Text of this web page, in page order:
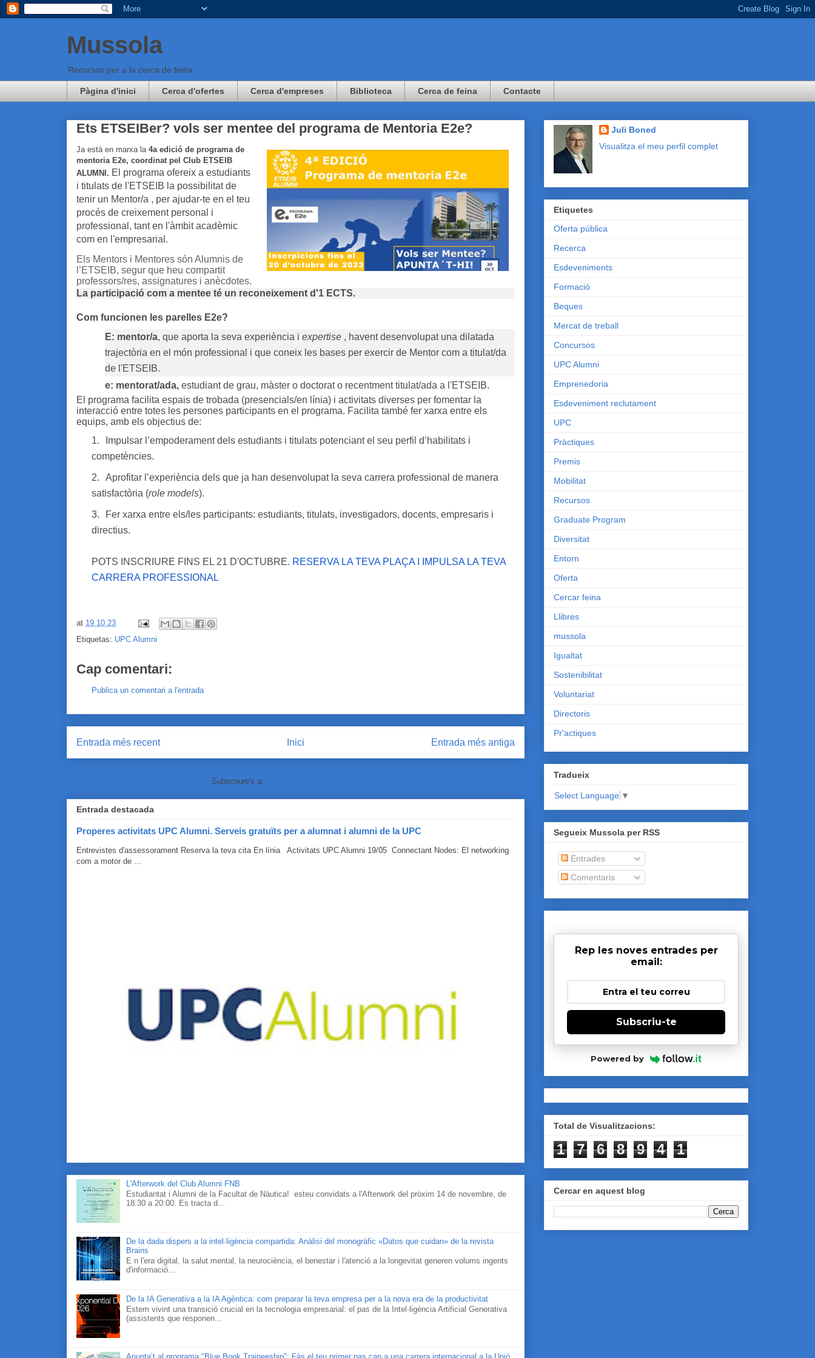
Mussola
Recursos per a la cerca de feina
Pàgina d'inici Cerca d'ofertes Cerca d'empreses Biblioteca Cerca de feina Contacte
Ets ETSEIBer? vols ser mentee del programa de Mentoria E2e?
Ja està en marxa la 4a edició de programa de
mentoria E2e, coordinat pel Club ETSEIB
ALUMNI. El programa ofereix a estudiants
i titulats de l'ETSEIB la possibilitat de
tenir un Mentor/a , per ajudar-te en el teu
procés de creixement personal i
professional, tant en l'àmbit acadèmic
com en l'empresarial.
Els Mentors i Mentores són Alumnis de
l’ETSEIB, segur que heu compartit
professors/res, assignatures i anècdotes.
La participació com a mentee té un reconeixement d'1 ECTS.
Com funcionen les parelles E2e?
E: mentor/a, que aporta la seva experiència iexpertise , havent desenvolupat una dilatada
trajectòria en el món professional i que coneix les bases per exercir de Mentor com a titulat/da
de l'ETSEIB.
e: mentorat/ada, estudiant de grau, màster o doctorat o recentment titulat/ada a l'ETSEIB.
El programa facilita espais de trobada (presencials/en línia) i activitats diverses per fomentar la
interacció entre totes les persones participants en el programa. Facilita també fer xarxa entre els
equips, amb els objectius de:
1.
Impulsar l’empoderament dels estudiants i titulats potenciant el seu perfil d’habilitats i
competències.
2.
Aprofitar l’experiència dels que ja han desenvolupat la seva carrera professional de manera
satisfactòria (role models).
3.
Fer xarxa entre els/les participants: estudiants, titulats, investigadors, docents, empresaris i
directius.
POTS INSCRIURE FINS EL 21 D'OCTUBRE. RESERVA LA TEVA PLAÇA I IMPULSA LA TEVA
CARRERA PROFESSIONAL
at 19.10.23
Etiquetas: UPC Alumni
Cap comentari:
Publica un comentari a l'entrada
Entrada més recent Entrada més antiga
Inici
Subscriure's a:
Entrada destacada
Properes activitats UPC Alumni. Serveis gratuïts per a alumnat i alumni de la UPC
Entrevistes d'assessorament Reserva la teva cita En línia Activitats UPC Alumni 19/05 Connectant Nodes: El networking
com a motor de ...
L'Afterwork del Club Alumni FNB
Estudiantat i Alumni de la Facultat de Nàutica! esteu convidats a l'Afterwork del pròxim 14 de novembre, de
18:30 a 20:00. Es tracta d...
De la dada dispers a la intel·ligència compartida: Anàlisi del monogràfic «Datos que cuidan» de la revista
Brains
E n l'era digital, la salut mental, la neurociència, el benestar i l'atenció a la longevitat generen volums ingents
d'informació...
De la IA Generativa a la IA Agèntica: com preparar la teva empresa per a la nova era de la productivitat
Estem vivint una transició crucial en la tecnologia empresarial: el pas de la Intel·ligència Artificial Generativa
(assistents que responen...
Juli Boned
Visualitza el meu perfil complet
Etiquetes
Oferta pública
Recerca
Esdeveniments
Formació
Beques
Mercat de treball
Concursos
UPC Alumni
Emprenedoria
Esdeveniment reclutament
UPC
Pràctiques
Premis
Mobilitat
Recursos
Graduate Program
Diversitat
Entorn
Oferta
Cercar feina
Llibres
mussola
Igualtat
Sostenibilitat
Voluntariat
Directoris
Pr'actiques
Tradueix
Select Language ▼
Segueix Mussola per RSS
Entrades
Comentaris
Rep les noves entrades per
email:
Subscriu-te
Powered by
Total de Visualitzacions:
1 7 6 8 9 4 1
Cercar en aquest blog